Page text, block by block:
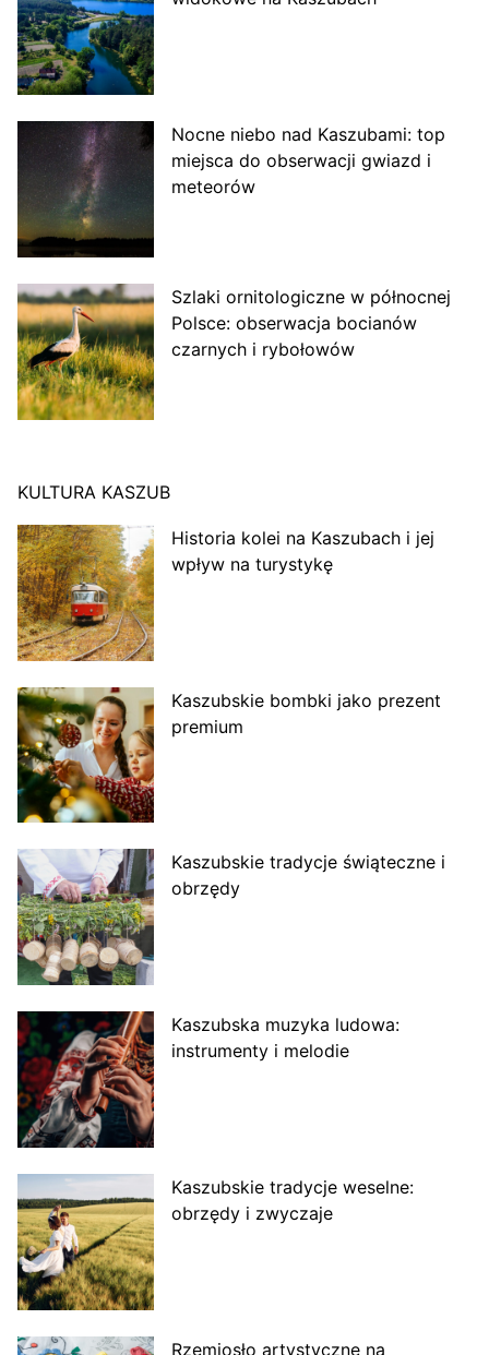
Nocne niebo nad Kaszubami: top
miejsca do obserwacji gwiazd i
meteorów
Szlaki ornitologiczne w północnej
Polsce: obserwacja bocianów
czarnych i rybołowów
KULTURA KASZUB
Historia kolei na Kaszubach i jej
wpływ na turystykę
Kaszubskie bombki jako prezent
premium
Kaszubskie tradycje świąteczne i
obrzędy
Kaszubska muzyka ludowa:
instrumenty i melodie
Kaszubskie tradycje weselne:
obrzędy i zwyczaje
Rzemiosło artystyczne na